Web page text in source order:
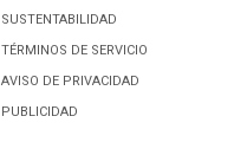
SUSTENTABILIDAD
TÉRMINOS DE SERVICIO
AVISO DE PRIVACIDAD
PUBLICIDAD